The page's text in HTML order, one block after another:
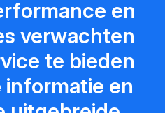
en
verwachten
te bieden
en